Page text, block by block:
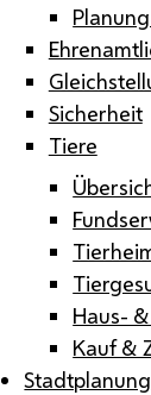
Sicherheit
Tiere
Haus-
Kauf &
Stadtplanung